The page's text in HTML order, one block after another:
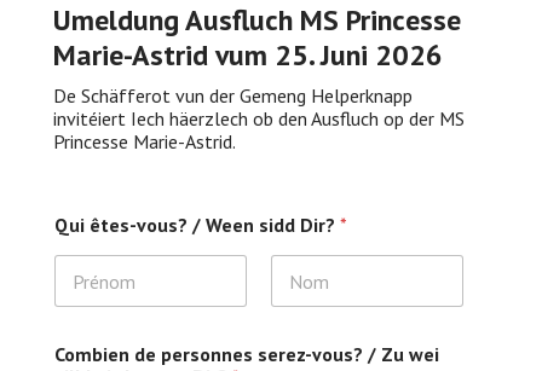
Umeldung Ausfluch MS Princesse
Marie-Astrid vum 25. Juni 2026
De Schäfferot vun der Gemeng Helperknapp
invitéiert Iech häerzlech ob den Ausfluch op der MS
Princesse Marie-Astrid.
Qui êtes-vous? / Ween sidd Dir? *
Combien de personnes serez-vous? / Zu wei